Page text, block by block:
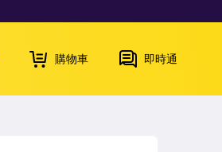
購物車 即時通